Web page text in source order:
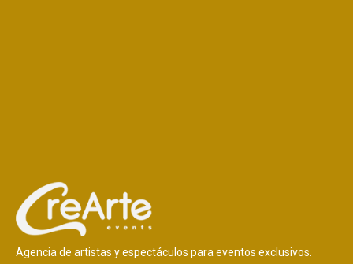
Agencia de artistas y espectáculos para eventos exclusivos.